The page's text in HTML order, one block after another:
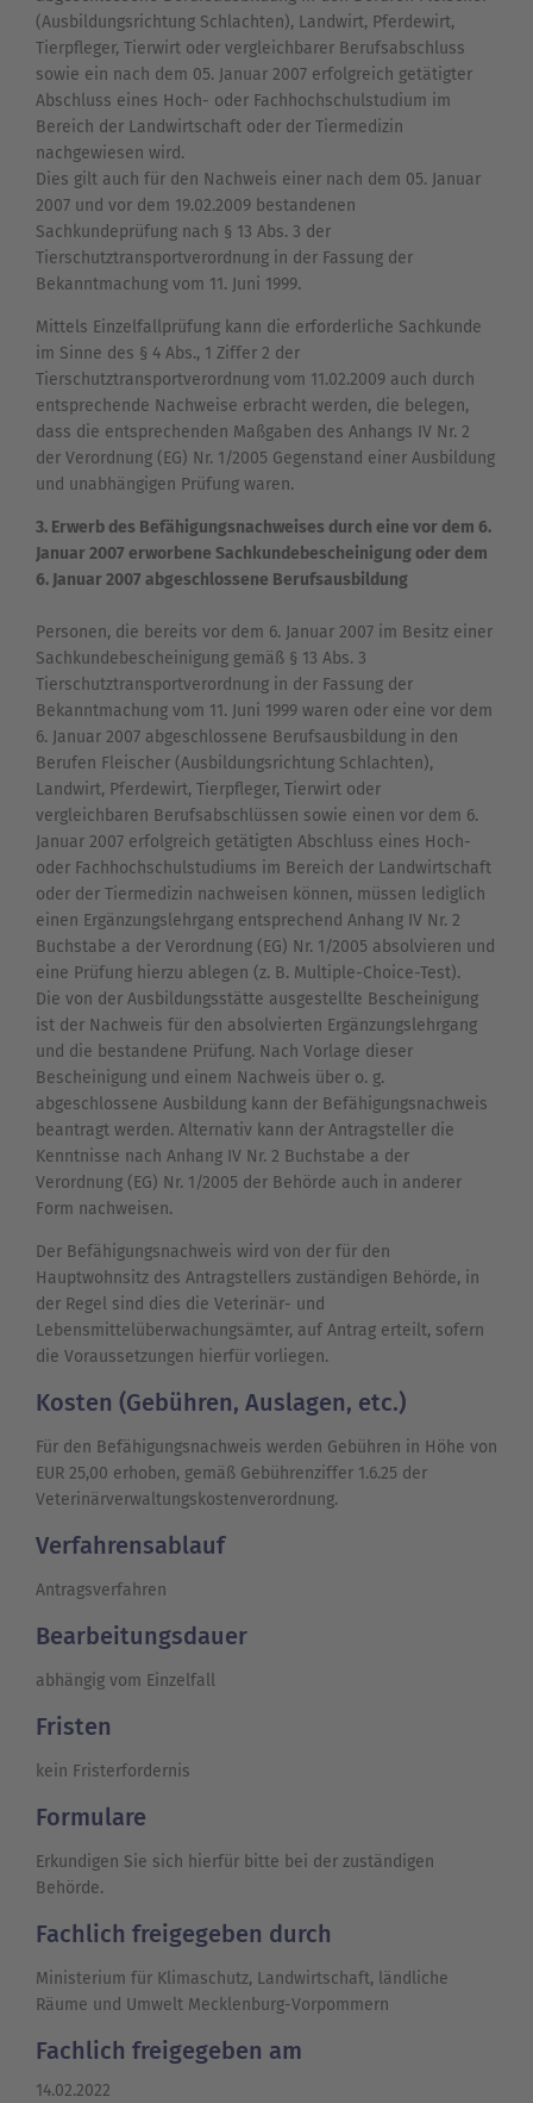
(Ausbildungsrichtung Schlachten), Landwirt, Pferdewirt,
Tierpfleger, Tierwirt oder vergleichbarer Berufsabschluss
sowie ein nach dem 05. Januar 2007 erfolgreich getätigter
Abschluss eines Hoch- oder Fachhochschulstudium im
Bereich der Landwirtschaft oder der Tiermedizin
nachgewiesen wird.
Dies gilt auch für den Nachweis einer nach dem 05. Januar
2007 und vor dem 19.02.2009 bestandenen
Sachkundeprüfung nach § 13 Abs. 3 der
Tierschutztransportverordnung in der Fassung der
Bekanntmachung vom 11. Juni 1999.
Mittels Einzelfallprüfung kann die erforderliche Sachkunde
im Sinne des § 4 Abs., 1 Ziffer 2 der
Tierschutztransportverordnung vom 11.02.2009 auch durch
entsprechende Nachweise erbracht werden, die belegen,
dass die entsprechenden Maßgaben des Anhangs IV Nr. 2
der Verordnung (EG) Nr. 1/2005 Gegenstand einer Ausbildung
und unabhängigen Prüfung waren.
3. Erwerb des Befähigungsnachweises durch eine vor dem 6.
Januar 2007 erworbene Sachkundebescheinigung oder dem
6. Januar 2007 abgeschlossene Berufsausbildung
Personen, die bereits vor dem 6. Januar 2007 im Besitz einer
Sachkundebescheinigung gemäß § 13 Abs. 3
Tierschutztransportverordnung in der Fassung der
Bekanntmachung vom 11. Juni 1999 waren oder eine vor dem
6. Januar 2007 abgeschlossene Berufsausbildung in den
Berufen Fleischer (Ausbildungsrichtung Schlachten),
Landwirt, Pferdewirt, Tierpfleger, Tierwirt oder
vergleichbaren Berufsabschlüssen sowie einen vor dem 6.
Januar 2007 erfolgreich getätigten Abschluss eines Hoch-
oder Fachhochschulstudiums im Bereich der Landwirtschaft
oder der Tiermedizin nachweisen können, müssen lediglich
einen Ergänzungslehrgang entsprechend Anhang IV Nr. 2
Buchstabe a der Verordnung (EG) Nr. 1/2005 absolvieren und
eine Prüfung hierzu ablegen (z. B. Multiple-Choice-Test).
Die von der Ausbildungsstätte ausgestellte Bescheinigung
ist der Nachweis für den absolvierten Ergänzungslehrgang
und die bestandene Prüfung. Nach Vorlage dieser
Bescheinigung und einem Nachweis über o. g.
abgeschlossene Ausbildung kann der Befähigungsnachweis
beantragt werden. Alternativ kann der Antragsteller die
Kenntnisse nach Anhang IV Nr. 2 Buchstabe a der
Verordnung (EG) Nr. 1/2005 der Behörde auch in anderer
Form nachweisen.
Der Befähigungsnachweis wird von der für den
Hauptwohnsitz des Antragstellers zuständigen Behörde, in
der Regel sind dies die Veterinär- und
Lebensmittelüberwachungsämter, auf Antrag erteilt, sofern
die Voraussetzungen hierfür vorliegen.
Kosten (Gebühren, Auslagen, etc.)
Für den Befähigungsnachweis werden Gebühren in Höhe von
EUR 25,00 erhoben, gemäß Gebührenziffer 1.6.25 der
Veterinärverwaltungskostenverordnung.
Verfahrensablauf
Antragsverfahren
Bearbeitungsdauer
abhängig vom Einzelfall
Fristen
kein Fristerfordernis
Formulare
Erkundigen Sie sich hierfür bitte bei der zuständigen
Behörde.
Fachlich freigegeben durch
Ministerium für Klimaschutz, Landwirtschaft, ländliche
Räume und Umwelt Mecklenburg-Vorpommern
Fachlich freigegeben am
14.02.2022